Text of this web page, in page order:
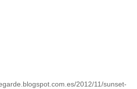
2012/11/sunset-